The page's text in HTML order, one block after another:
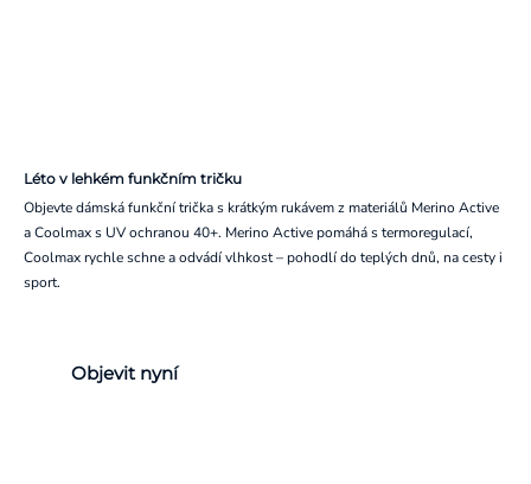
Léto v lehkém funkčním tričku
Objevte dámská funkční trička s krátkým rukávem z materiálů Merino Active
a Coolmax s UV ochranou 40+. Merino Active pomáhá s termoregulací,
Coolmax rychle schne a odvádí vlhkost – pohodlí do teplých dnů, na cesty i
sport.
Objevit nyní